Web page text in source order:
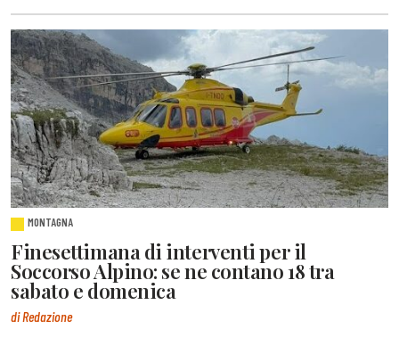
MONTAGNA
Finesettimana di interventi per il
Soccorso Alpino: se ne contano 18 tra
sabato e domenica
di Redazione